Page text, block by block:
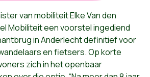
van mobiliteit Elke Van den
Mobiliteit een voorstel ingediend
in Anderlecht definitief voor
en fietsers. Op korte
zich in het openbaar